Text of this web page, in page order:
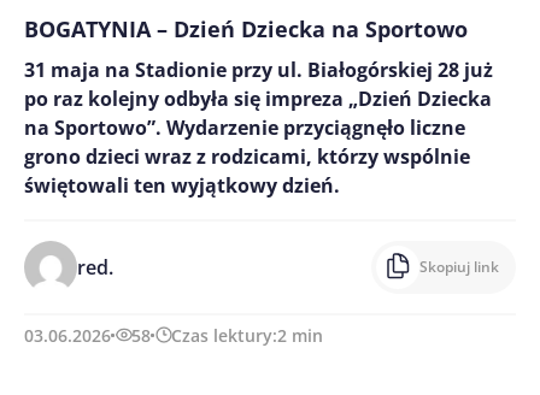
BOGATYNIA – Dzień Dziecka na Sportowo
31 maja na Stadionie przy ul. Białogórskiej 28 już
po raz kolejny odbyła się impreza „Dzień Dziecka
na Sportowo”. Wydarzenie przyciągnęło liczne
grono dzieci wraz z rodzicami, którzy wspólnie
świętowali ten wyjątkowy dzień.
red. Skopiuj link
03.06.2026 58 Czas lektury:2 min